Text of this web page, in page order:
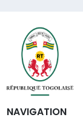
NAVIGATION